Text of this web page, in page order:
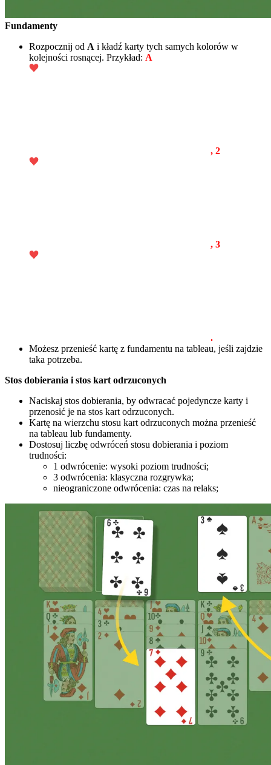
Fundamenty
Rozpocznij od A i kładź karty tych samych kolorów w
kolejności rosnącej. Przykład: A
, 2
, 3
.
Możesz przenieść kartę z fundamentu na tableau, jeśli zajdzie
taka potrzeba.
Stos dobierania i stos kart odrzuconych
Naciskaj stos dobierania, by odwracać pojedyncze karty i
przenosić je na stos kart odrzuconych.
Kartę na wierzchu stosu kart odrzuconych można przenieść
na tableau lub fundamenty.
Dostosuj liczbę odwróceń stosu dobierania i poziom
trudności:
1 odwrócenie: wysoki poziom trudności;
3 odwrócenia: klasyczna rozgrywka;
nieograniczone odwrócenia: czas na relaks;